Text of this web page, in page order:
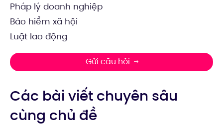
Pháp lý doanh nghiệp
Bảo hiểm xã hội
Luật lao động
Gửi câu hỏi
Các bài viết chuyên sâu
cùng chủ đề